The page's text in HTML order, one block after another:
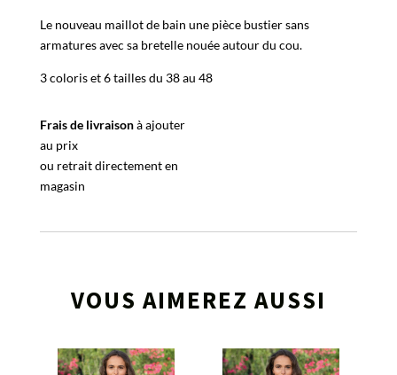
Le nouveau maillot de bain une pièce bustier sans
armatures avec sa bretelle nouée autour du cou.
3 coloris et 6 tailles du 38 au 48
Frais de livraisonà ajouter
au prix
ou retrait directement en
magasin
VOUS AIMEREZ AUSSI